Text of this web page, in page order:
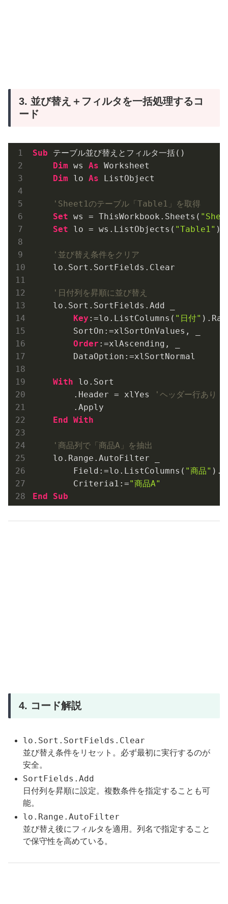
3. 並び替え＋フィルタを一括処理するコ
ード
Sub テーブル並び替えとフィルタ一括()
Dim ws As Worksheet
Dim lo As ListObject
'Sheet1のテーブル「Table1」を取得
Set ws = ThisWorkbook.Sheets(
Set lo = ws.ListObjects( "Table1" )
'並び替え条件をクリア
    lo.Sort.SortFields.Clear
'日付列を昇順に並び替え
    lo.Sort.SortFields.Add _
Key :=lo.ListColumns( "日付"
        SortOn:=xlSortOnValues, _
Order :=xlAscending, _
        DataOption:=xlSortNormal
With lo.Sort
        .Header = xlYes
'ヘッダー行あり
        .Apply
End With
'商品列で「商品A」を抽出
    lo.Range.AutoFilter _
        Field:=lo.ListColumns(
"商品"
        Criteria1:=
"商品A"
End
Sub
4. コード解説
lo.Sort.SortFields.Clear
並び替え条件をリセット。必ず最初に実行するのが
安全。
SortFields.Add
日付列を昇順に設定。複数条件を指定することも可
能。
lo.Range.AutoFilter
並び替え後にフィルタを適用。列名で指定すること
で保守性を高めている。